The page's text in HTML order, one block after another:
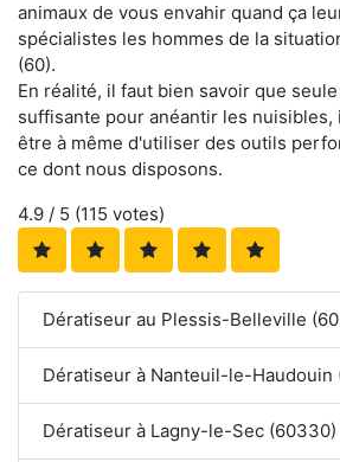
animaux de vous envahir quand ça
spécialistes les hommes de la
(60).
En réalité, il faut bien savoir que
suffisante pour anéantir les nuisibles,
être à même d'utiliser des outils
ce dont nous disposons.
4.9 / 5 (115 votes)
Dératiseur au Plessis-Belleville
Dératiseur à Nanteuil-le-Haudouin
Dératiseur à Lagny-le-Sec (60330)